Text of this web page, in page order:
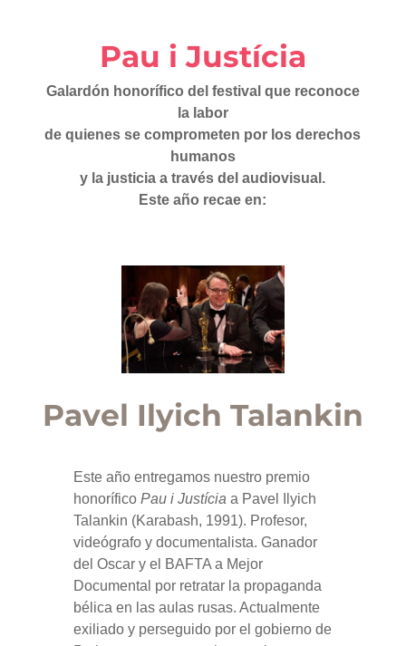
Pau i Justícia
Galardón honorífico del festival que reconoce
la labor
de quienesse comprometen por los derechos
humanos
y la justicia a través del audiovisual.
Este año recae en:
Pavel Ilyich Talankin
Este año entregamos nuestro premio
honorífico Pau i Justícia a Pavel Ilyich
Talankin (Karabash, 1991). Profesor,
videógrafo y documentalista. Ganador
del Oscar y el BAFTA a Mejor
Documental por retratar la propaganda
bélica en las aulas rusas. Actualmente
exiliado y perseguido por el gobierno de